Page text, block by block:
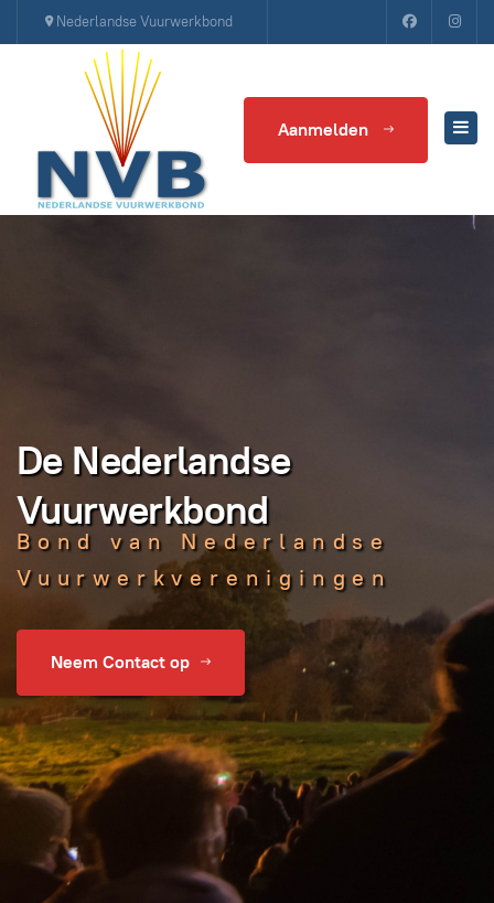
Nederlandse Vuurwerkbond
Aanmelden
De Nederlandse
Vuurwerkbond
Bond van Nederlandse
Vuurwerkverenigingen
Neem Contact op